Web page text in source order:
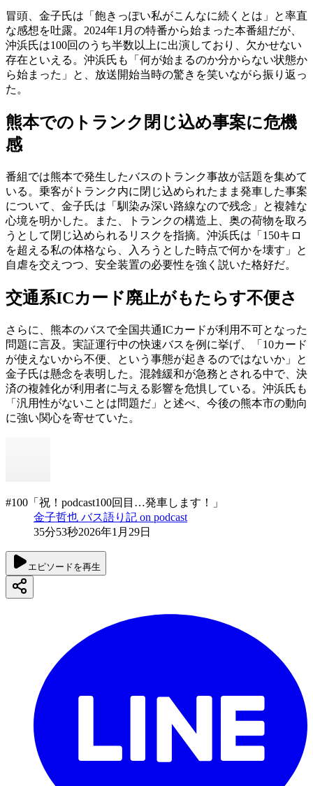
冒頭、金子氏は「飽きっぽい私がこんなに続くとは」と率直
な感想を吐露。2024年1月の特番から始まった本番組だが、
沖浜氏は100回のうち半数以上に出演しており、欠かせない
存在といえる。沖浜氏も「何が始まるのか分からない状態か
ら始まった」と、放送開始当時の驚きを笑いながら振り返っ
た。
熊本でのトランク閉じ込め事案に危機
感
番組では熊本で発生したバスのトランク事故が話題を集めて
いる。乗客がトランク内に閉じ込められたまま発車した事案
について、金子氏は「馴染み深い路線なので残念」と複雑な
心境を明かした。また、トランクの構造上、奥の荷物を取ろ
うとして閉じ込められるリスクを指摘。沖浜氏は「150キロ
を超える私の体格なら、入ろうとした時点で何かを壊す」と
自虐を交えつつ、安全装置の必要性を強く説いた格好だ。
交通系ICカード廃止がもたらす不便さ
さらに、熊本のバスで全国共通ICカードが利用不可となった
問題に言及。実証運行中の快速バスを例に挙げ、「10カード
が使えないから不便、という事態が起きるのではないか」と
金子氏は懸念を表明した。混雑緩和が急務とされる中で、決
済の複雑化が利用者に与える影響を危惧している。沖浜氏も
「汎用性がないことは問題だ」と述べ、今後の熊本市の動向
に強い関心を寄せていた。
#100「祝！podcast100回目…発車します！」
金子哲也 バス語り記 on podcast
35分53秒2026年1月29日
エピソードを再生